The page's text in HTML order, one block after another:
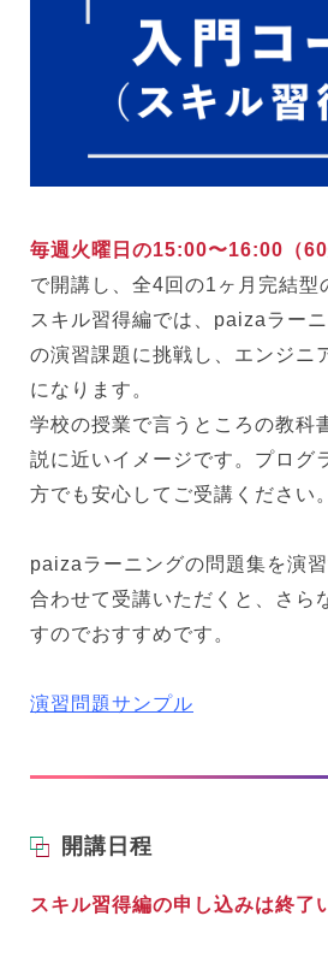
毎週火曜日の15:00〜16:00（60
で開講し、全4回の1ヶ月完結型
スキル習得編では、paizaラー
の演習課題に挑戦し、エンジニ
になります。
学校の授業で言うところの教科
説に近いイメージです。プログ
方でも安心してご受講ください。
paizaラーニングの問題集を演
合わせて受講いただくと、さら
すのでおすすめです。
演習問題サンプル
開講日程
スキル習得編の申し込みは終了